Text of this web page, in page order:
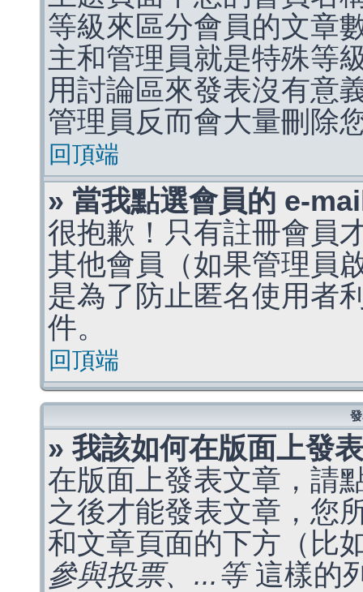
等級來區分會員的文章
主和管理員就是特殊等
用討論區來發表沒有意
管理員反而會大量刪除
回頂端
» 當我點選會員的 e-
很抱歉！只有註冊會員
其他會員（如果管理員
是為了防止匿名使用者
件。
回頂端
» 我該如何在版面上發
在版面上發表文章，請
之後才能發表文章，您
和文章頁面的下方（比
參與投票、...等這樣的